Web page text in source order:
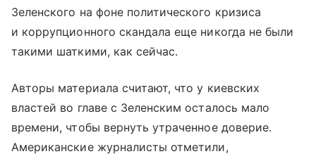
Зеленского на фоне политического кризиса
и коррупционного скандала еще никогда не были
такими шаткими, как сейчас.
Авторы материала считают, что у киевских
властей во главе с Зеленским осталось мало
времени, чтобы вернуть утраченное доверие.
Американские журналисты отметили,